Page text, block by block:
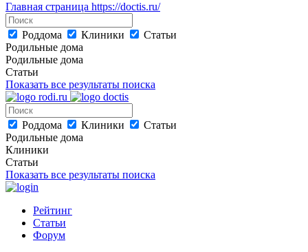
Главная страница https://doctis.ru/
Роддома Клиники
Статьи
Родильные дома
Родильные дома
Статьи
Показать все результаты поиска
Роддома Клиники
Статьи
Родильные дома
Клиники
Статьи
Показать все результаты поиска
Рейтинг
Статьи
Форум